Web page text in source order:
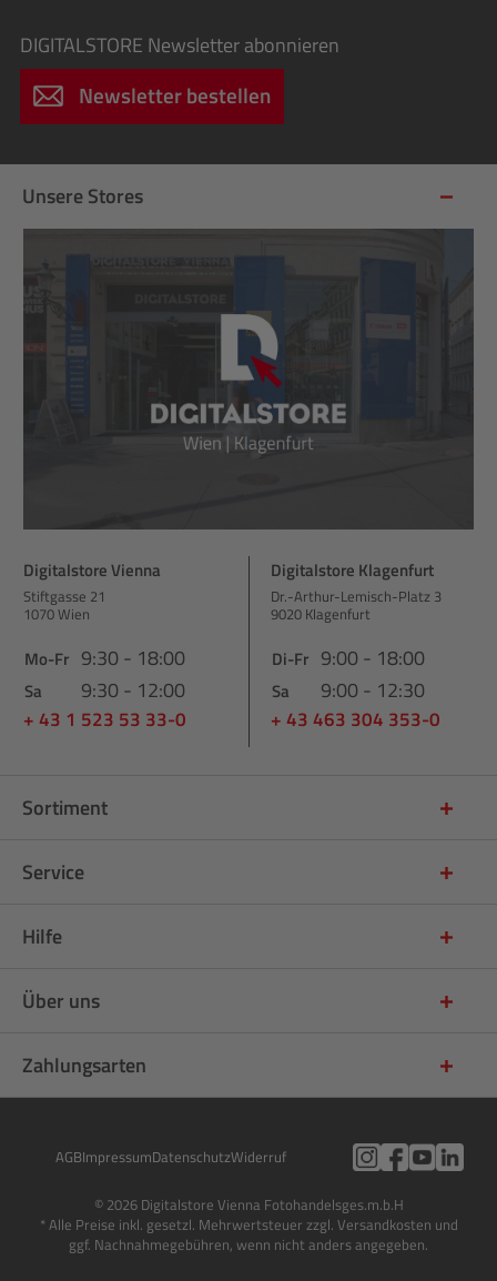
DIGITALSTORE Newsletter abonnieren
Newsletter bestellen
Unsere Stores
Digitalstore Vienna
Stiftgasse 21
1070 Wien
Mo-Fr 9:30 - 18:00
Sa 9:30 - 12:00
+ 43 1 523 53 33-0
Digitalstore Klagenfurt
Dr.-Arthur-Lemisch-Platz 3
9020 Klagenfurt
Di-Fr 9:00 - 18:00
Sa 9:00 - 12:30
+ 43 463 304 353-0
Sortiment
Service
Hilfe
Über uns
Zahlungsarten
AGBImpressumDatenschutzWiderruf
© 2026 Digitalstore Vienna Fotohandelsges.m.b.H
* Alle Preise inkl. gesetzl. Mehrwertsteuer zzgl. Versandkosten und
ggf. Nachnahmegebühren, wenn nicht anders angegeben.